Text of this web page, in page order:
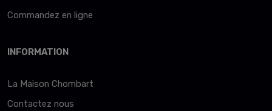
Commandez en ligne
INFORMATION
La Maison Chombart
Contactez nous